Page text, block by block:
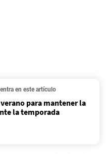
en este artículo
para mantener la
la temporada